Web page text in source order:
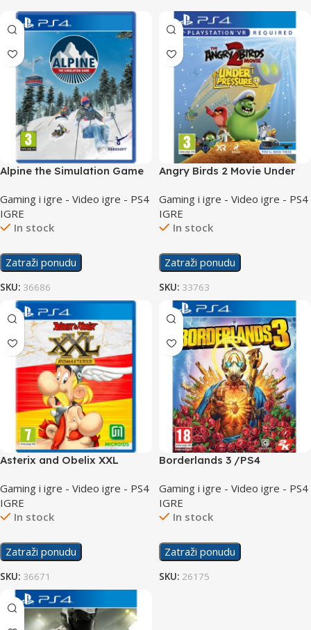
Alpine the Simulation Game
Gaming i igre - Video igre - PS4
IGRE
In stock
Zatraži ponudu
SKU: 36686
Angry Birds 2 Movie Under
Gaming i igre - Video igre - PS4
IGRE
In stock
Zatraži ponudu
SKU: 33763
Asterix and Obelix XXL
Gaming i igre - Video igre - PS4
IGRE
In stock
Zatraži ponudu
SKU: 36671
Borderlands 3 /PS4
Gaming i igre - Video igre - PS4
IGRE
In stock
Zatraži ponudu
SKU: 26175